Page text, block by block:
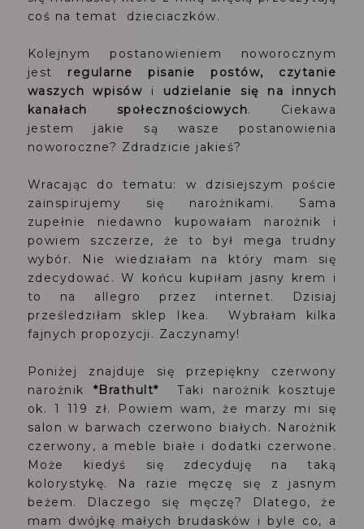
coś na temat dzieciaczków.
Kolejnym postanowieniem noworocznym
jest regularne pisanie postów, czytanie
waszych wpisów i udzielanie się na innych
kanałach społecznościowych. Ciekawa
jestem jakie są wasze postanowienia
noworoczne? Zdradzicie jakieś?
Wracając do tematu: w dzisiejszym poście
zainspirujemy się narożnikami. Sama
zupełnie niedawno kupowałam narożnik i
powiem szczerze, że to był mega trudny
wybór. Nie wiedziałam na który mam się
zdecydować. W końcu kupiłam jasny krem i
to na allegro przez internet. Dzisiaj
prześledziłam sklep Ikea. Wybrałam kilka
fajnych propozycji. Zaczynamy!
Poniżej znajduje się przepiękny czerwony
narożnik *Brathult* Taki narożnik kosztuje
ok. 1 119 zł. Powiem wam, że marzy mi się
salon w barwach czerwono białych. Narożnik
czerwony, a meble białe i dodatki czerwone.
Może kiedyś się zdecyduję na taką
kolorystykę. Na razie męczę się z jasnym
beżem. Dlaczego się męczę? Dlatego, że
mam dwójkę małych brudasków i byle co, a